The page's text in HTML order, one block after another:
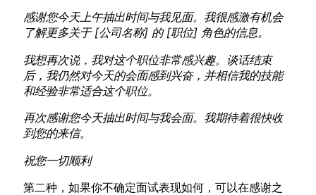
感谢您今天上午抽出时间与我见面。我很感激有机会
了解更多关于 [公司名称] 的 [职位] 角色的信息。
我想再次说，我对这个职位非常感兴趣。谈话结束
后，我仍然对今天的会面感到兴奋，并相信我的技能
和经验非常适合这个职位。
再次感谢您今天抽出时间与我会面。我期待着很快收
到您的来信。
祝您一切顺利
第二种，如果你不确定面试表现如何，可以在感谢之